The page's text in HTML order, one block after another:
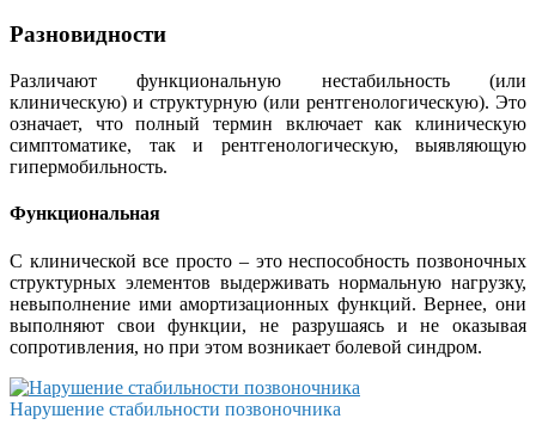
Разновидности
Различают функциональную нестабильность (или
клиническую) и структурную (или рентгенологическую). Это
означает, что полный термин включает как клиническую
симптоматике, так и рентгенологическую, выявляющую
гипермобильность.
Функциональная
С клинической все просто – это неспособность позвоночных
структурных элементов выдерживать нормальную нагрузку,
невыполнение ими амортизационных функций. Вернее, они
выполняют свои функции, не разрушаясь и не оказывая
сопротивления, но при этом возникает болевой синдром.
Нарушение стабильности позвоночника